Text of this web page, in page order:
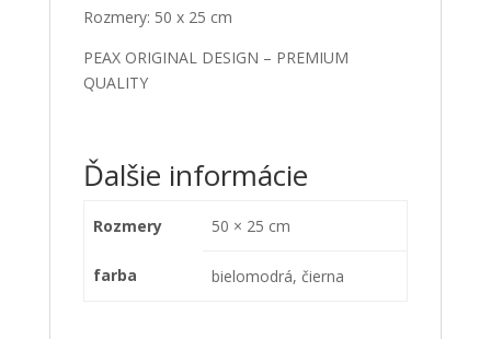
Rozmery: 50 x 25 cm
PEAX ORIGINAL DESIGN – PREMIUM
QUALITY
Ďalšie informácie
Rozmery 50 × 25 cm
farba bielomodrá, čierna